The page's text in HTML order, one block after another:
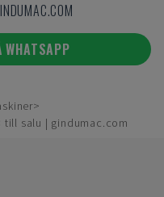
WHATSAPP
till salu | gindumac.com